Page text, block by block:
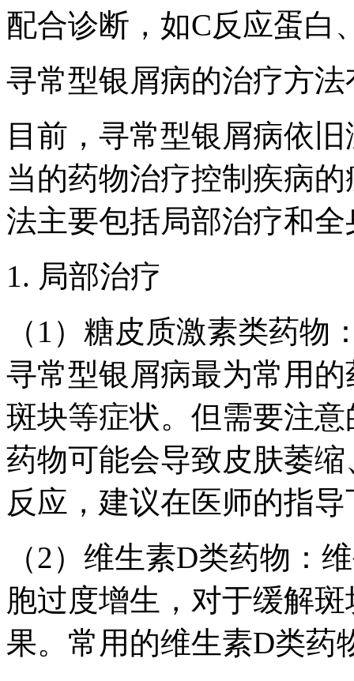
配合诊断，如C反应蛋白
寻常型银屑病的治疗方
目前，寻常型银屑病依
当的药物治疗控制疾病
法主要包括局部治疗和
1. 局部治疗
（1）糖皮质激素类药
寻常型银屑病最为常用
斑块等症状。但需要注
药物可能会导致皮肤萎
反应，建议在医师的指
（2）维生素D类药物：
胞过度增生，对于缓解
果。常用的维生素D类药